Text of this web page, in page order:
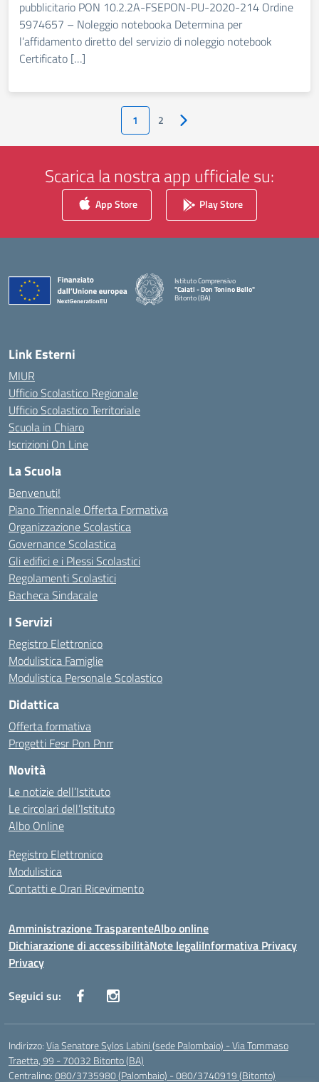
pubblicitario PON 10.2.2A-FSEPON-PU-2020-214 Ordine
5974657 – Noleggio notebooka Determina per
l’affidamento diretto del servizio di noleggio notebook
Certificato […]
1 2 Pagina successiva
Scarica la nostra app ufficiale su:
App Store Play Store
Istituto Comprensivo
"Caiati - Don Tonino Bello"
Bitonto (BA)
Link Esterni
MIUR
Ufficio Scolastico Regionale
Ufficio Scolastico Territoriale
Scuola in Chiaro
Iscrizioni On Line
La Scuola
Benvenuti!
Piano Triennale Offerta Formativa
Organizzazione Scolastica
Governance Scolastica
Gli edifici e i Plessi Scolastici
Regolamenti Scolastici
Bacheca Sindacale
I Servizi
Registro Elettronico
Modulistica Famiglie
Modulistica Personale Scolastico
Didattica
Offerta formativa
Progetti Fesr Pon Pnrr
Novità
Le notizie dell’Istituto
Le circolari dell’Istituto
Albo Online
Registro Elettronico
Modulistica
Contatti e Orari Ricevimento
Amministrazione TrasparenteAlbo online
Dichiarazione di accessibilitàNote legaliInformativa Privacy
Privacy
Seguici su:
Indirizzo:Via Senatore Sylos Labini (sede Palombaio) - Via Tommaso
Traetta, 99 - 70032 Bitonto (BA)
Centralino:080/3735980 (Palombaio) - 080/3740919 (Bitonto)